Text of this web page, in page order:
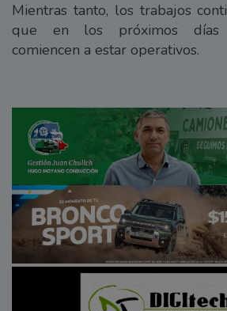
Mientras tanto, los trabajos
que en los próximos días
comiencen a estar operativos.